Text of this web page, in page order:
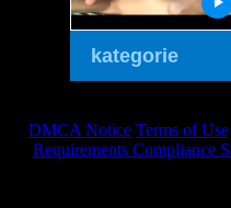
DMCA Notice Terms of Use
Requirements Compliance